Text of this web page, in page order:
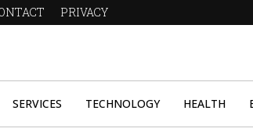
PRIVACY
SERVICES TECHNOLOGY HEALTH